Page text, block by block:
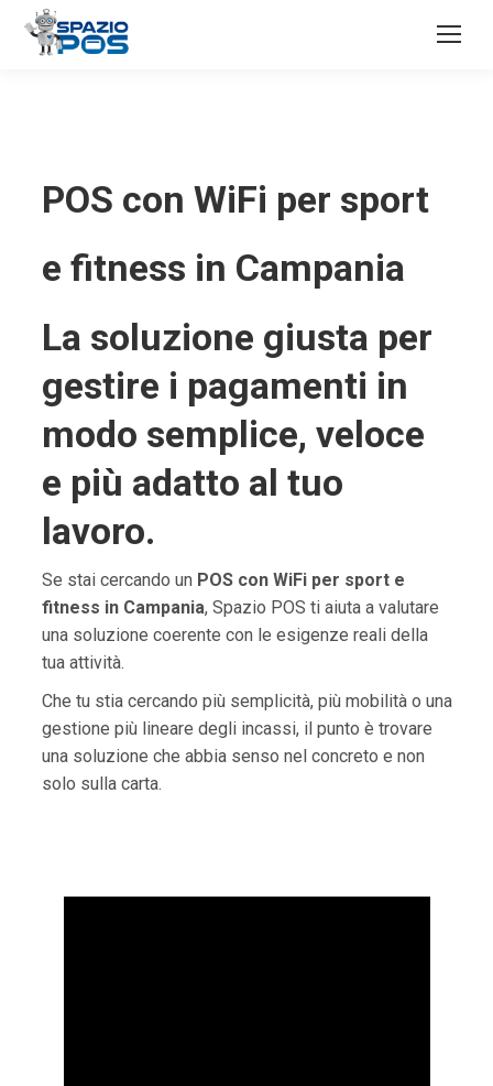
POS con WiFi per sport
e fitness in Campania
La soluzione giusta per
gestire i pagamenti in
modo semplice, veloce
e più adatto al tuo
lavoro.
Se stai cercando un POS con WiFi per sport e
fitness in Campania, Spazio POS ti aiuta a valutare
una soluzione coerente con le esigenze reali della
tua attività.
Che tu stia cercando più semplicità, più mobilità o una
gestione più lineare degli incassi, il punto è trovare
una soluzione che abbia senso nel concreto e non
solo sulla carta.